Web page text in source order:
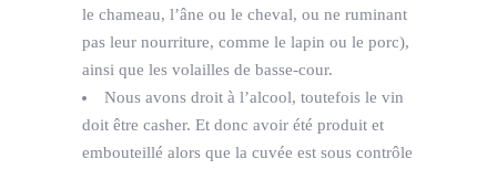
le chameau, l’âne ou le cheval, ou ne ruminant
pas leur nourriture, comme le lapin ou le porc),
ainsi que les volailles de basse-cour.
Nous avons droit à l’alcool, toutefois le vin
doit être casher. Et donc avoir été produit et
embouteillé alors que la cuvée est sous contrôle